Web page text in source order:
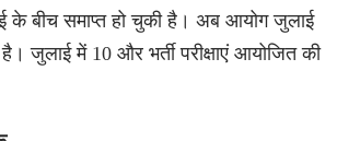
के बीच समाप्त हो चुकी है। अब आयोग जुलाई
जुलाई में 10 और भर्ती परीक्षाएं आयोजित की